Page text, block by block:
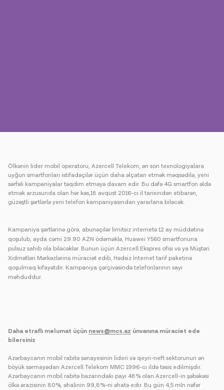
Ölkənin lider mobil operatoru, Azercell Telekom, ən son texnologiyalara
uyğun smartfonları istifadəçilər üçün daha əlçatan etmək məqsədilə, yeni
sərfəli kampaniyalar təqdim etməyə davam edir. Bu dəfə 4G smartfon əldə
etmək arzusunda olan hər kəs,18 avqust 2016-cı il tarixindən etibarən,
güzəştli şərtlərlə yeni telefon kampaniyasından yararlana biləcək.
Kampaniya şərtlərinə görə, abunəçilər limitsiz internetə 12 ay müddətinə
qoşulub, ayda cəmi 29.90 AZN ödəməklə, Huawei Y560 smartfonuna
pulsuz sahib ola biləcəklər. Bunun üçün Azercell Ekspres ofisi və ya Müştəri
Xidmətləri Mərkəzlərinə müraciət edib, Hədsiz İnternet tarif paketinə
qoşulmaq kifayətdir. Kampaniya çərçivəsində telefonlarının sayı
məhduddur.
Daha ətraflı məlumat üçün news@mcs.az ünvanına müraciət edə
bilərsiniz
Azərbaycanın mobil rabitə sənayesinin lideri və qeyri-neft sektorunun ən
böyük sərmayədarı Azercell Telekom MMC 1996-cı ildə təsis edilmişdir.
Azərbaycanın mobil rabitə bazarındakı payı 48% olan Azercell-in şəbəkəsi
ölkə ərazisinin 80%, əhalinin 99,8%-ni əhatə edir. Bu gün 4,5 mln nəfər